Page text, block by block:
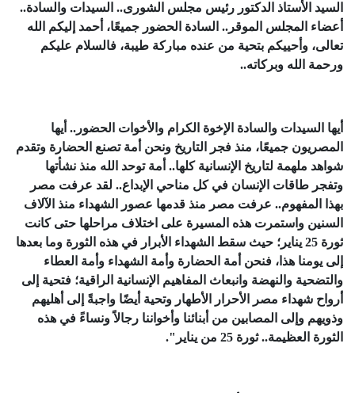
السيد الأستاذ الدكتور رئيس مجلس الشورى.. السيدات والسادة..
أعضاء المجلس الموقر.. السادة الحضور جميعًا، أحمد إليكم الله
تعالى، وأحييكم بتحية من عنده مباركة طيبة، فالسلام عليكم
ورحمة الله وبركاته..
أيها السيدات والسادة الإخوة الكرام والأخوات الحضور.. أيها
المصريون جميعًا، منذ فجر التاريخ ونحن أمة تصنع الحضارة وتقدم
شواهد ملهمة لتاريخ الإنسانية كلها.. أمة توحد الله منذ نشأتها
وتفجر طاقات الإنسان في كل مناحي الإبداع.. لقد عرفت مصر
بهذا المفهوم.. عرفت مصر منذ قدمها عصور الشهداء منذ الآلاف
السنين واستمرت هذه المسيرة على اختلاف مراحلها حتى كانت
ثورة 25 يناير؛ حيث سقط الشهداء الأبرار في هذه الثورة وما بعدها
إلى يومنا هذا، فنحن أمة الحضارة وأمة الشهداء وأمة العطاء
والتضحية والنهضة وانبعاث المفاهيم الإنسانية الراقية؛ فتحية إلى
أرواح شهداء مصر الأحرار الأطهار وتحية أيضًا واجبةً إلى أهليهم
وذويهم وإلى المصابين من أبنائنا وأخواننا رجالاً ونساءً في هذه
الثورة العظيمة.. ثورة 25 من يناير".